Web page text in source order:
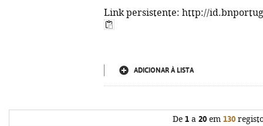
Link persistente: http://
ADICIONAR À LISTA
De 1 a 20 em 130